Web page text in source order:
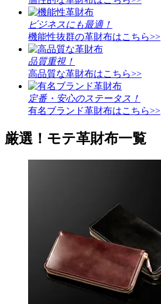
ビジネスにも最適！
機能性抜群の革財布はこちら>>
品質重視！
高品質な革財布はこちら>>
定番・安心のステータス！
有名ブランド革財布はこちら>>
厳選！モテ革財布一覧